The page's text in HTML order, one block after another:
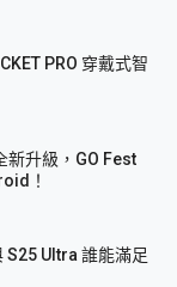
PRO 穿戴式智
新升級，GO Fest
！
Ultra 誰能滿足